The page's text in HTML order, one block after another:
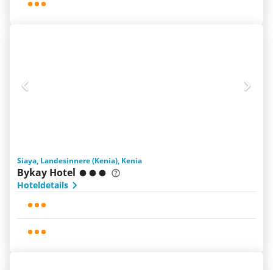
Siaya, Landesinnere (Kenia), Kenia
Bykay Hotel
Hoteldetails